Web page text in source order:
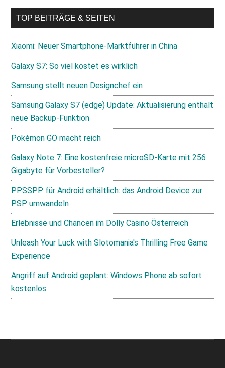
TOP BEITRÄGE & SEITEN
Xiaomi: Neuer Smartphone-Marktführer in China
Galaxy S7: So viel kostet es wirklich
Samsung stellt neuen Designchef ein
Samsung Galaxy S7 (edge) Update: Aktualisierung enthält
neue Backup-Funktion
Pokémon GO macht reich
Galaxy Note 7: Eine kostenfreie microSD-Karte mit 256
Gigabyte für Vorbesteller?
PPSSPP für Android erhältlich: das Android Device zur
PSP umwandeln
Erlebnisse und Chancen im Dolly Casino Österreich
Unleash Your Luck with Slotomania's Thrilling Free Game
Experience
Angriff auf Android geplant: Windows Phone ab sofort
kostenlos